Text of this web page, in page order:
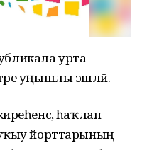
урта
уңышлы эшләй.
һаҡлап
йорттарының